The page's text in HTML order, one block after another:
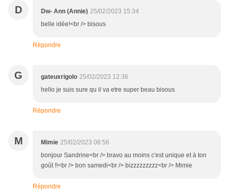
D Dw- Ann (Annie) 25/02/2023 15:34
belle idée!<br /> bisous
Répondre
G gateuxrigolo 25/02/2023 12:36
hello je suis sure qu il va etre super beau bisous
Répondre
M Mimie 25/02/2023 08:56
bonjour Sandrine<br /> bravo au moins c'est unique et à ton
goût !!<br /> bon samedi<br /> bizzzzzzzzz<br /> Mimie
Répondre